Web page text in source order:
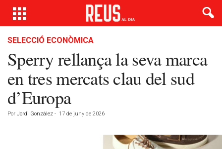
SELECCIÓ ECONÒMICA
Sperry rellança la seva marca
en tres mercats clau del sud
d’Europa
Por Jordi González - 17 de juny de 2026